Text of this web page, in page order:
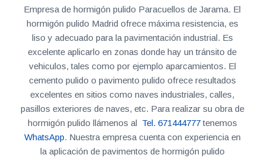
Empresa de hormigón pulido Paracuellos de Jarama. El
hormigón pulido Madrid ofrece máxima resistencia, es
liso y adecuado para la pavimentación industrial. Es
excelente aplicarlo en zonas donde hay un tránsito de
vehiculos, tales como por ejemplo aparcamientos. El
cemento pulido o pavimento pulido ofrece resultados
excelentes en sitios como naves industriales, calles,
pasillos exteriores de naves, etc. Para realizar su obra de
hormigón pulido llámenos al Tel. 671444777tenemos
WhatsApp. Nuestra empresa cuenta con experiencia en
la aplicación de pavimentos de hormigón pulido